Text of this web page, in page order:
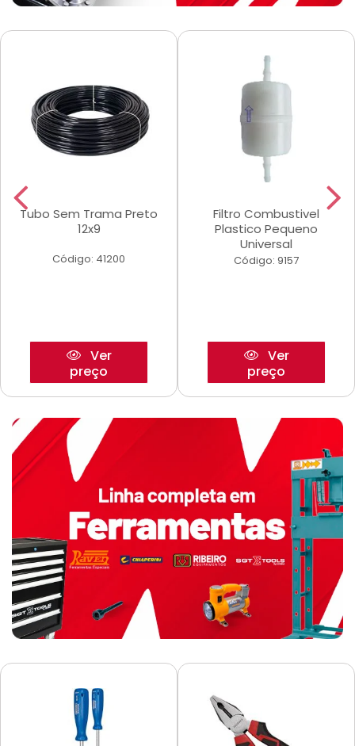
Tubo Sem Trama Preto
12x9
Código: 41200
Ver
preço
Filtro Combustivel
Plastico Pequeno
Universal
Código: 9157
Ver
preço